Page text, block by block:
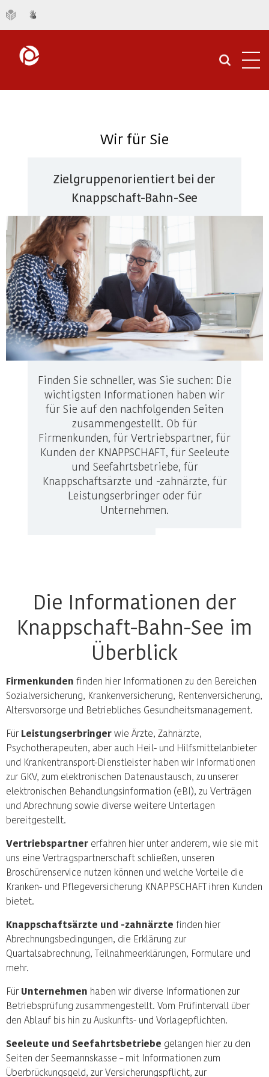
Wir für Sie
Zielgruppenorientiert bei der
Knappschaft-Bahn-See
Finden Sie schneller, was Sie suchen: Die
wichtigsten Informationen haben wir
für Sie auf den nachfolgenden Seiten
zusammengestellt. Ob für
Firmenkunden, für Vertriebspartner, für
Kunden der KNAPPSCHAFT, für Seeleute
und Seefahrtsbetriebe, für
Knappschaftsärzte und -zahnärzte, für
Leistungserbringer oder für
Unternehmen.
Die Informationen der
Knappschaft-Bahn-See im
Überblick
Firmenkunden finden hier Informationen zu den Bereichen
Sozialversicherung, Krankenversicherung, Rentenversicherung,
Altersvorsorge und Betriebliches Gesundheitsmanagement.
Für Leistungserbringer wie Ärzte, Zahnärzte,
Psychotherapeuten, aber auch Heil- und Hilfsmittelanbieter
und Krankentransport-Dienstleister haben wir Informationen
zur GKV, zum elektronischen Datenaustausch, zu unserer
elektronischen Behandlungsinformation (eBI), zu Verträgen
und Abrechnung sowie diverse weitere Unterlagen
bereitgestellt.
Vertriebspartner erfahren hier unter anderem, wie sie mit
uns eine Vertragspartnerschaft schließen, unseren
Broschürenservice nutzen können und welche Vorteile die
Kranken- und Pflegeversicherung KNAPPSCHAFT ihren Kunden
bietet.
Knappschaftsärzte und -zahnärzte finden hier
Abrechnungsbedingungen, die Erklärung zur
Quartalsabrechnung, Teilnahmeerklärungen, Formulare und
mehr.
Für Unternehmen haben wir diverse Informationen zur
Betriebsprüfung zusammengestellt. Vom Prüfintervall über
den Ablauf bis hin zu Auskunfts- und Vorlagepflichten.
Seeleute und Seefahrtsbetriebe gelangen hier zu den
Seiten der Seemannskasse – mit Informationen zum
Überbrückungsgeld, zur Versicherungspflicht, zur